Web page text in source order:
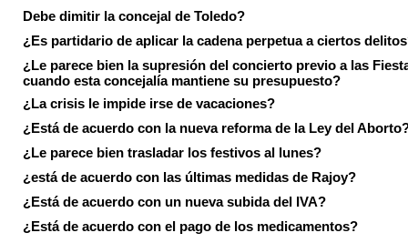
Debe dimitir la concejal de Toledo?
¿Es partidario de aplicar la cadena perpetua a ciertos
¿Le parece bien la supresión del concierto previo a las
cuando esta concejalía mantiene su presupuesto?
¿La crisis le impide irse de vacaciones?
¿Está de acuerdo con la nueva reforma de la Ley del
¿Le parece bien trasladar los festivos al lunes?
¿está de acuerdo con las últimas medidas de Rajoy?
¿Está de acuerdo con un nueva subida del IVA?
¿Está de acuerdo con el pago de los medicamentos?